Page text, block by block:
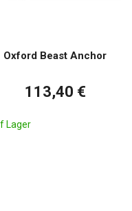
Oxford Beast Anchor
113,40 €
Lager